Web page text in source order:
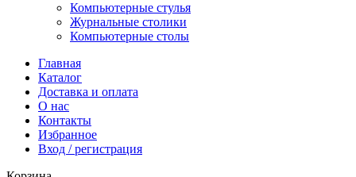
Компьютерные стулья
Журнальные столики
Компьютерные столы
Главная
Каталог
Доставка и оплата
О нас
Контакты
Избранное
Вход / регистрация